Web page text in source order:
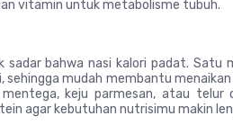
vitamin untuk metabolisme tubuh.
sadar bahwa nasi kalori padat. Satu
sehingga mudah membantu
keju parmesan, atau telur
agar kebutuhan nutrisimu makin